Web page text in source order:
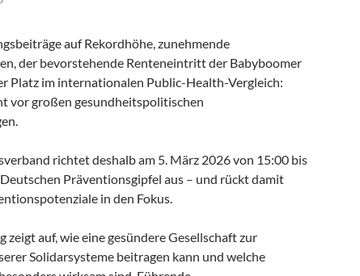
auf Rekordhöhe, zunehmende
der bevorstehende Renteneintritt der Babyboomer
Platz im internationalen Public-Health-Vergleich:
vor großen gesundheitspolitischen
richtet deshalb am 5. März 2026 von 15:00 bis
Präventionsgipfel aus – und rückt damit
in den Fokus.
zeigt auf, wie eine gesündere Gesellschaft zur
Solidarsysteme beitragen kann und welche